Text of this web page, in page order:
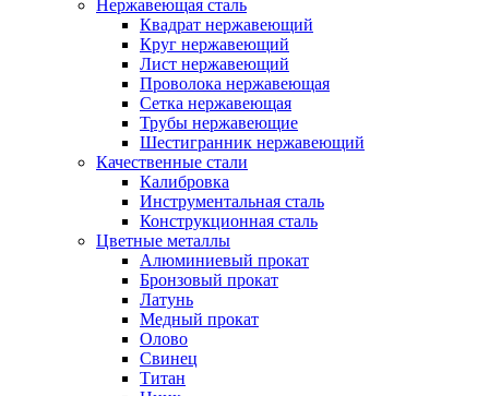
Нержавеющая сталь
Квадрат нержавеющий
Круг нержавеющий
Лист нержавеющий
Проволока нержавеющая
Сетка нержавеющая
Трубы нержавеющие
Шестигранник нержавеющий
Качественные стали
Калибровка
Инструментальная сталь
Конструкционная сталь
Цветные металлы
Алюминиевый прокат
Бронзовый прокат
Латунь
Медный прокат
Олово
Свинец
Титан